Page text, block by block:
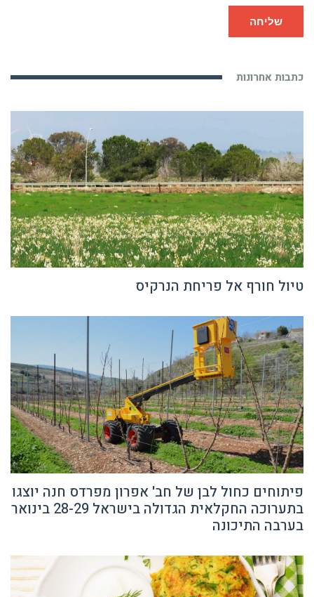
שליחה
כתבות אחרונות
טיול חורף אל פריחת הנרקיס
פיתוחים כחול לבן של חב' אפרון מפרדס חנה יוצגו
בתערוכה החקלאית הגדולה בישראל 28-29 בינואר
בערבה התיכונה